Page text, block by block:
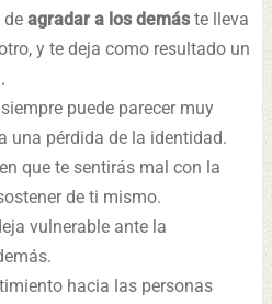
de agradar a los demáste lleva
y te deja como resultado un
puede parecer muy
una pérdida de la identidad.
que te sentirás mal con la
de ti mismo.
vulnerable ante la
hacia las personas